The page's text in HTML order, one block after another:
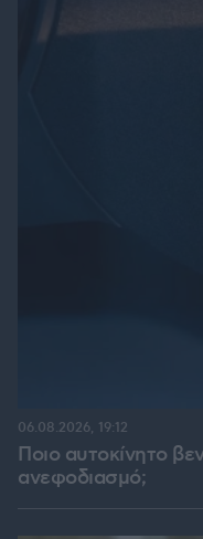
Ποιο αυτοκίνητο
ανεφοδιασμό;
06.08.2026, 19:12